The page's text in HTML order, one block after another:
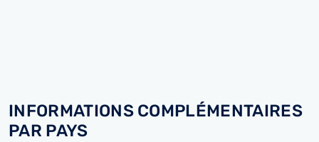
INFORMATIONS COMPLÉMENTAIRES
PAR PAYS